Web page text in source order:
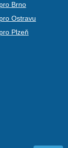
Brno
Ostravu
Plzeň